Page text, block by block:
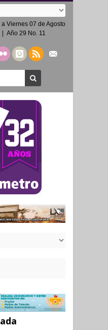
a Viernes 07 de Agosto
Año 29 No. 11